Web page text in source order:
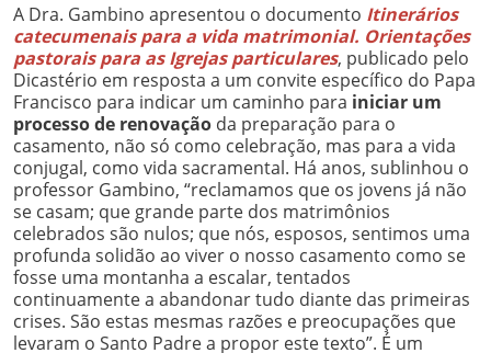
A Dra. Gambino apresentou o documento Itinerários
catecumenais para a vida matrimonial. Orientações
pastorais para as Igrejas particulares, publicado pelo
Dicastério em resposta a um convite específico do Papa
Francisco para indicar um caminho para iniciar um
processo de renovação da preparação para o
casamento, não só como celebração, mas para a vida
conjugal, como vida sacramental. Há anos, sublinhou o
professor Gambino, “reclamamos que os jovens já não
se casam; que grande parte dos matrimônios
celebrados são nulos; que nós, esposos, sentimos uma
profunda solidão ao viver o nosso casamento como se
fosse uma montanha a escalar, tentados
continuamente a abandonar tudo diante das primeiras
crises. São estas mesmas razões e preocupações que
levaram o Santo Padre a propor este texto”. É um